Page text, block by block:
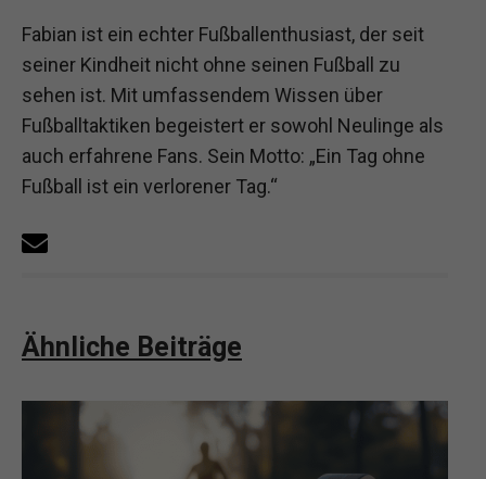
Fabian ist ein echter Fußballenthusiast, der seit
seiner Kindheit nicht ohne seinen Fußball zu
sehen ist. Mit umfassendem Wissen über
Fußballtaktiken begeistert er sowohl Neulinge als
auch erfahrene Fans. Sein Motto: „Ein Tag ohne
Fußball ist ein verlorener Tag.“
Ähnliche Beiträge